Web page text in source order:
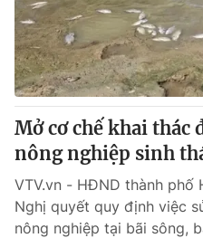
VTV Sức khoẻ
Thị trường 24h
VTV4
VTV9
Liên hệ tòa soạn
Mở cơ chế khai thác
nông nghiệp sinh
VTV.vn - HĐND thành phố
Nghị quyết quy định việc
nông nghiệp tại bãi sông,